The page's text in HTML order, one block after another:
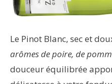
Le Pinot Blanc, sec et
arômes de poire, de
douceur équilibrée